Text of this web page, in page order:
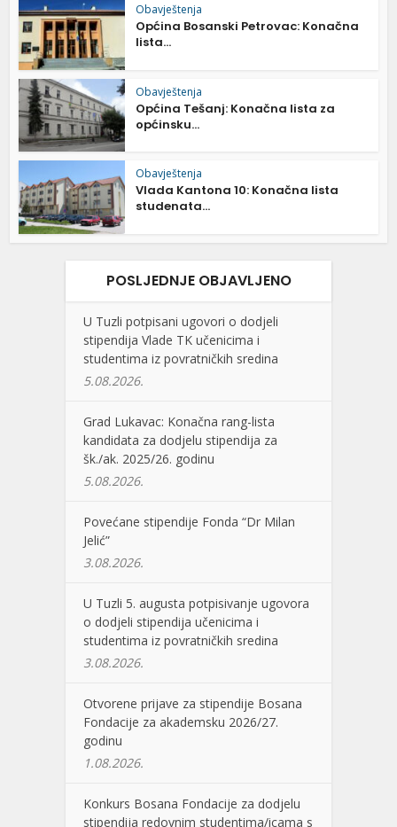
Obavještenja
Općina Bosanski Petrovac: Konačna
lista...
Obavještenja
Općina Tešanj: Konačna lista za
općinsku...
Obavještenja
Vlada Kantona 10: Konačna lista
studenata...
POSLJEDNJE OBJAVLJENO
U Tuzli potpisani ugovori o dodjeli
stipendija Vlade TK učenicima i
studentima iz povratničkih sredina
5.08.2026.
Grad Lukavac: Konačna rang-lista
kandidata za dodjelu stipendija za
šk./ak. 2025/26. godinu
5.08.2026.
Povećane stipendije Fonda “Dr Milan
Jelić”
3.08.2026.
U Tuzli 5. augusta potpisivanje ugovora
o dodjeli stipendija učenicima i
studentima iz povratničkih sredina
3.08.2026.
Otvorene prijave za stipendije Bosana
Fondacije za akademsku 2026/27.
godinu
1.08.2026.
Konkurs Bosana Fondacije za dodjelu
stipendija redovnim studentima/icama s